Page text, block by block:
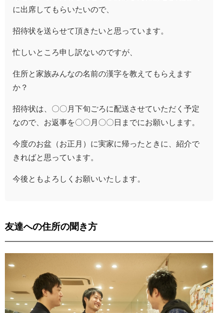
に出席してもらいたいので、
招待状を送らせて頂きたいと思っています。
忙しいところ申し訳ないのですが、
住所と家族みんなの名前の漢字を教えてもらえます
か？
招待状は、〇〇月下旬ごろに配送させていただく予定
なので、お返事を〇〇月〇〇日までにお願いします。
今度のお盆（お正月）に実家に帰ったときに、紹介で
きればと思っています
今後ともよろしくお願いいたします。
友達への住所の聞き方